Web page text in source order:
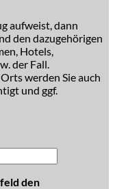
aufweist, dann
den dazugehörigen
Hotels,
der Fall.
werden Sie auch
und ggf.
den